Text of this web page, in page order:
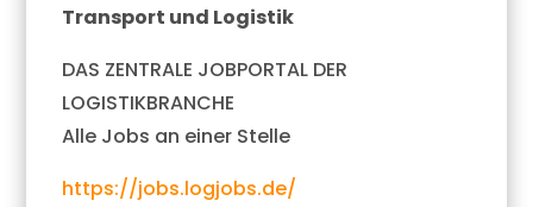
Transport und Logistik
DAS ZENTRALE JOBPORTAL DER
LOGISTIKBRANCHE
Alle Jobs an einer Stelle
https://jobs.logjobs.de/